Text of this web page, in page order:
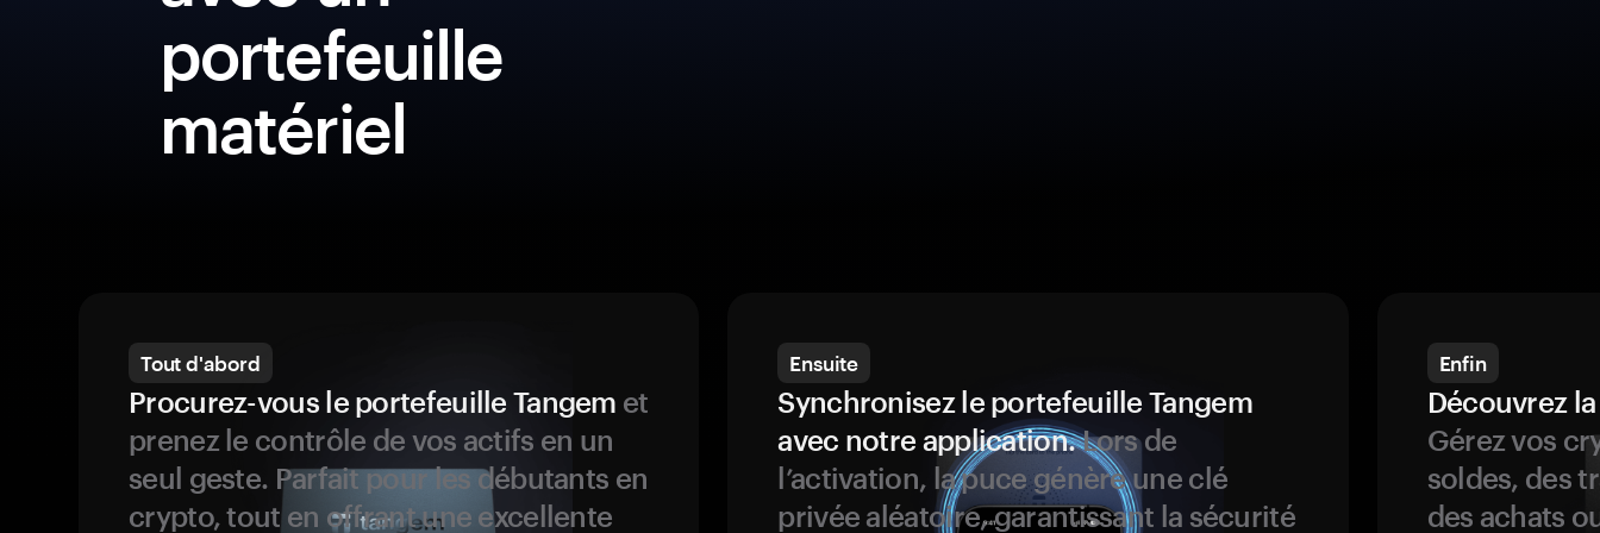
portefeuille
matériel
Tout d'abord
Procurez-vous le portefeuille Tangem et
prenez le contrôle de vos actifs en un
seul geste. Parfait pour les débutants en
crypto, tout en offrant une excellente
Ensuite
Synchronisez le portefeuille Tangem
avec notre application.Lors de
l’activation, la puce génère une clé
privée aléatoire, garantissant la sécurité
Enfin
Découvrez
Gérez vos
soldes, des
des achats